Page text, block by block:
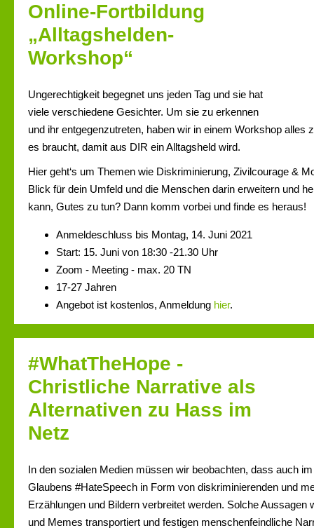
Online-Fortbildung
„Alltagshelden-
Workshop“
Ungerechtigkeit begegnet uns jeden Tag und sie hat
viele verschiedene Gesichter. Um sie zu erkennen
und ihr entgegenzutreten, haben wir in einem Workshop alles
es braucht, damit aus DIR ein Alltagsheld wird.
Hier geht‘s um Themen wie Diskriminierung, Zivilcourage &
Blick für dein Umfeld und die Menschen darin erweitern und
kann, Gutes zu tun? Dann komm vorbei und finde es heraus!
Anmeldeschluss bis Montag, 14. Juni 2021
Start: 15. Juni von 18:30 -21.30 Uhr
Zoom - Meeting - max. 20 TN
17-27 Jahren
Angebot ist kostenlos, Anmeldung hier.
#WhatTheHope -
Christliche Narrative als
Alternativen zu Hass im
Netz
In den sozialen Medien müssen wir beobachten, dass auch
Glaubens #HateSpeech in Form von diskriminierenden und
Erzählungen und Bildern verbreitet werden. Solche Aussagen
und Memes transportiert und festigen menschenfeindliche